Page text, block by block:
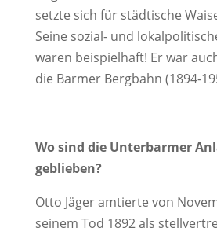
setzte sich für städtische
Seine sozial- und
waren beispielhaft! Er war
die Barmer Bergbahn (1894-
Wo sind die Unterbarmer
geblieben?
Otto Jäger amtierte von
seinem Tod 1892 als